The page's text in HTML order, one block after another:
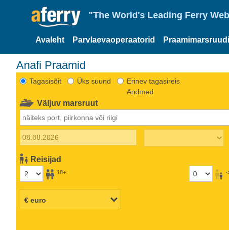
"The World's Leading Ferry
Avaleht Parvlaevaoperaatorid
Anafi Praamid
Tagasisõit Üks suund
Erinev tagasireis
Andmed
Väljuv marsruut
Reisijad
18+